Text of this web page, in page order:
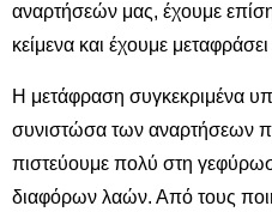
αναρτήσεών μας, έχουμε
κείμενα και έχουμε
Η μετάφραση συγκεκριμένα
συνιστώσα των αναρτήσεων
πιστεύουμε πολύ στη
διαφόρων λαών. Από τους